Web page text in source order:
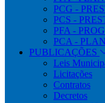
PCG -
PCS -
PFA -
PCA -
PUBLICAÇÕES
Leis
Licitações
Contratos
Decretos